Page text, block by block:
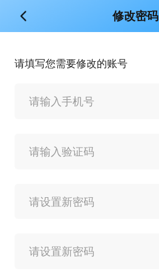
修改密码
请填写您需要修改的账号